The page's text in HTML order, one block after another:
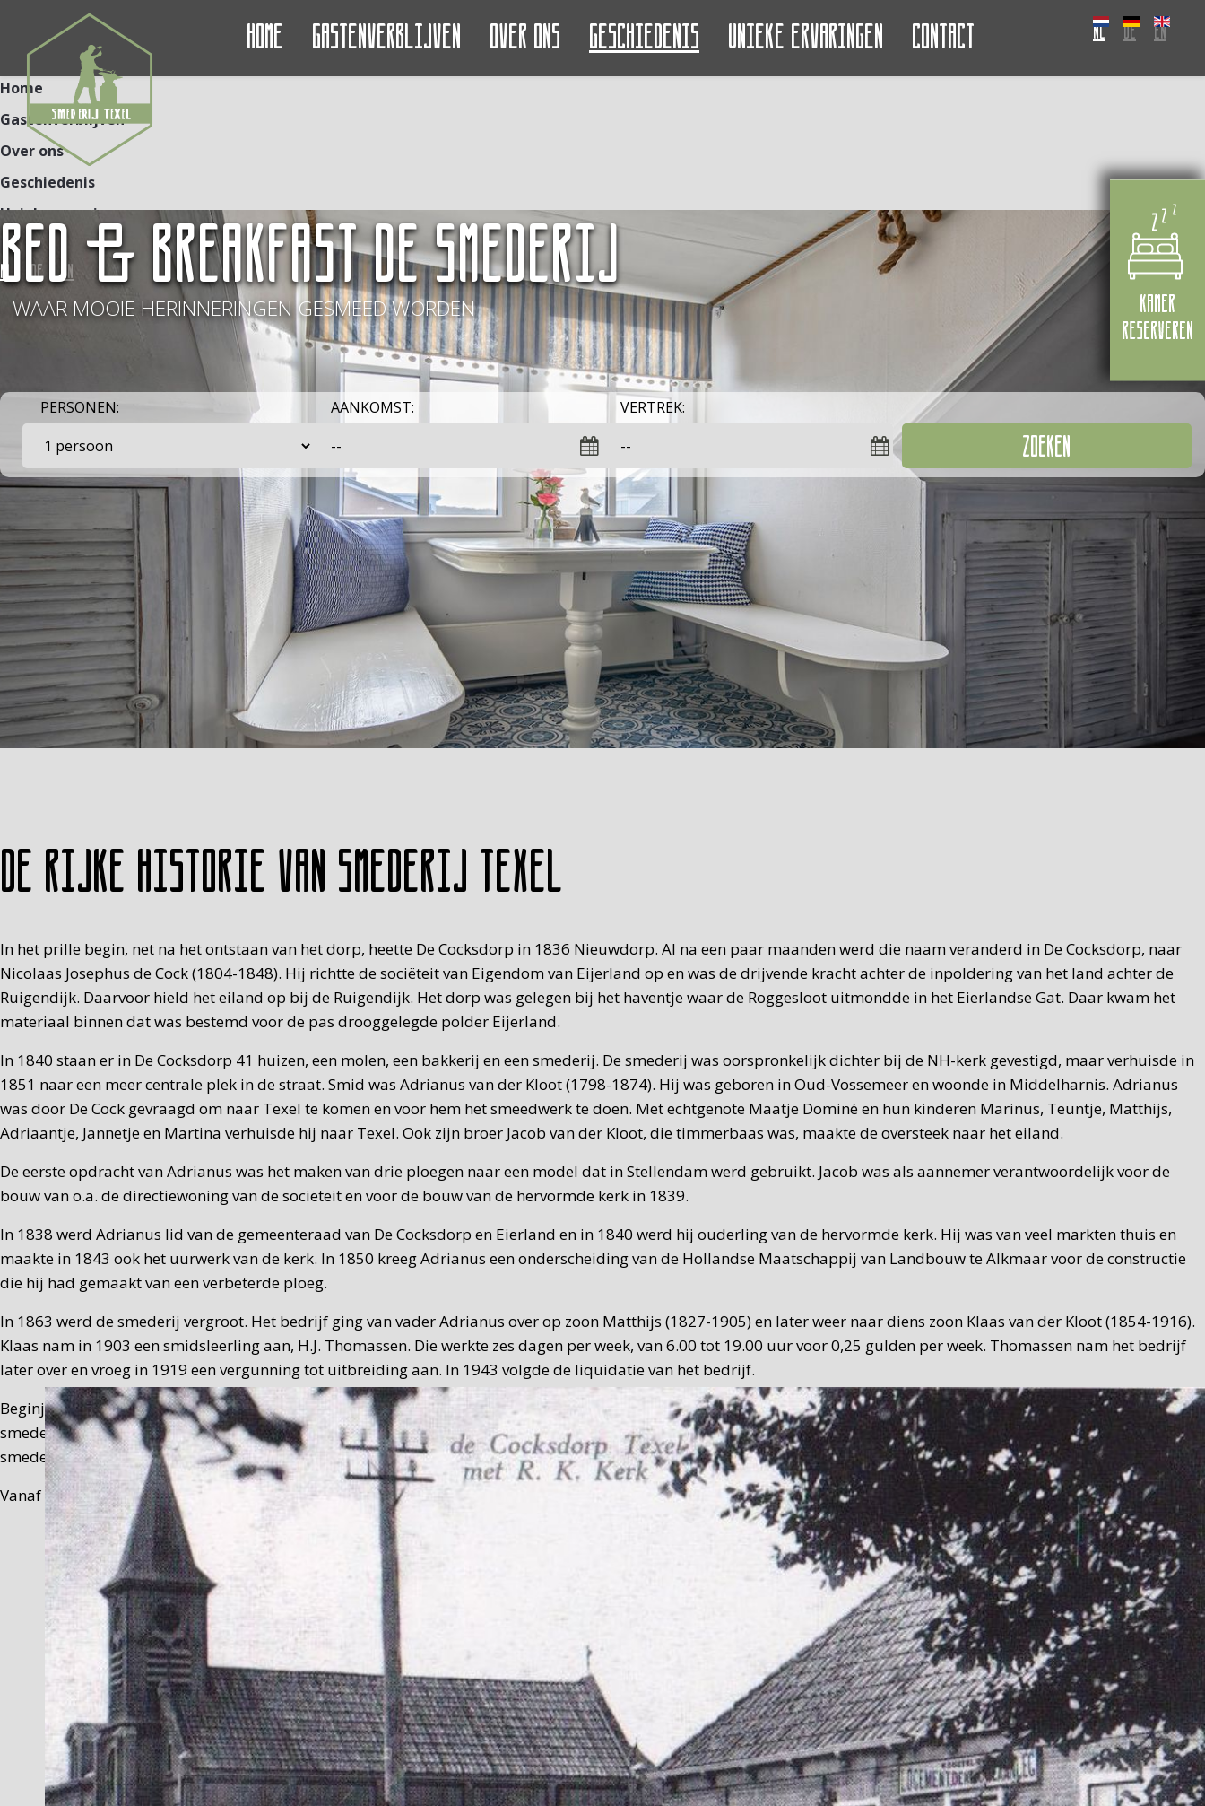
Home Gastenverblijven Over ons Geschiedenis Unieke ervaringen Contact NL DE EN
Home
Gastenverblijven
Over ons
Geschiedenis
Unieke ervaringen
Contact
NL DE EN
BED & BREAKFAST De Smederij
- WAAR MOOIE HERINNERINGEN GESMEED WORDEN -
PERSONEN: AANKOMST: VERTREK:
ZOEKEN
De rijke historie van Smederij Texel
In het prille begin, net na het ontstaan van het dorp, heette De Cocksdorp in 1836 Nieuwdorp. Al na een paar maanden werd die naam veranderd in De Cocksdorp, naar
Nicolaas Josephus de Cock (1804-1848). Hij richtte de sociëteit van Eigendom van Eijerland op en was de drijvende kracht achter de inpoldering van het land achter de
Ruigendijk. Daarvoor hield het eiland op bij de Ruigendijk. Het dorp was gelegen bij het haventje waar de Roggesloot uitmondde in het Eierlandse Gat. Daar kwam het
materiaal binnen dat was bestemd voor de pas drooggelegde polder Eijerland.
In 1840 staan er in De Cocksdorp 41 huizen, een molen, een bakkerij en een smederij. De smederij was oorspronkelijk dichter bij de NH-kerk gevestigd, maar verhuisde in
1851 naar een meer centrale plek in de straat. Smid was Adrianus van der Kloot (1798-1874). Hij was geboren in Oud-Vossemeer en woonde in Middelharnis. Adrianus
was door De Cock gevraagd om naar Texel te komen en voor hem het smeedwerk te doen. Met echtgenote Maatje Dominé en hun kinderen Marinus, Teuntje, Matthijs,
Adriaantje, Jannetje en Martina verhuisde hij naar Texel. Ook zijn broer Jacob van der Kloot, die timmerbaas was, maakte de oversteek naar het eiland.
De eerste opdracht van Adrianus was het maken van drie ploegen naar een model dat in Stellendam werd gebruikt. Jacob was als aannemer verantwoordelijk voor de
bouw van o.a. de directiewoning van de sociëteit en voor de bouw van de hervormde kerk in 1839.
In 1838 werd Adrianus lid van de gemeenteraad van De Cocksdorp en Eierland en in 1840 werd hij ouderling van de hervormde kerk. Hij was van veel markten thuis en
maakte in 1843 ook het uurwerk van de kerk. In 1850 kreeg Adrianus een onderscheiding van de Hollandse Maatschappij van Landbouw te Alkmaar voor de constructie
die hij had gemaakt van een verbeterde ploeg.
In 1863 werd de smederij vergroot. Het bedrijf ging van vader Adrianus over op zoon Matthijs (1827-1905) en later weer naar diens zoon Klaas van der Kloot (1854-1916).
Klaas nam in 1903 een smidsleerling aan, H.J. Thomassen. Die werkte zes dagen per week, van 6.00 tot 19.00 uur voor 0,25 gulden per week. Thomassen nam het bedrijf
later over en vroeg in 1919 een vergunning tot uitbreiding aan. In 1943 volgde de liquidatie van het bedrijf.
Beginjaren zestig (1959-1965) zijn er onder leiding van C. de Waard nog wel smidswerkzaamheden verricht. De Waard was geen smid, maar had een loonbedrijf. Een
smederij-landbouwmechanisatiebedrijf was destijds een nuttig nevenbedrijf. Als De Waard in 1965 naar de Flevopolder vertrekt, komt er definitief een einde aan de
smederijgeschiedenis van De Cocksdorp.
Vanaf 1965 was het pand van de smederij in gebruik als woonhuis en in 2008 werd er een bed & breakfast van gemaakt.